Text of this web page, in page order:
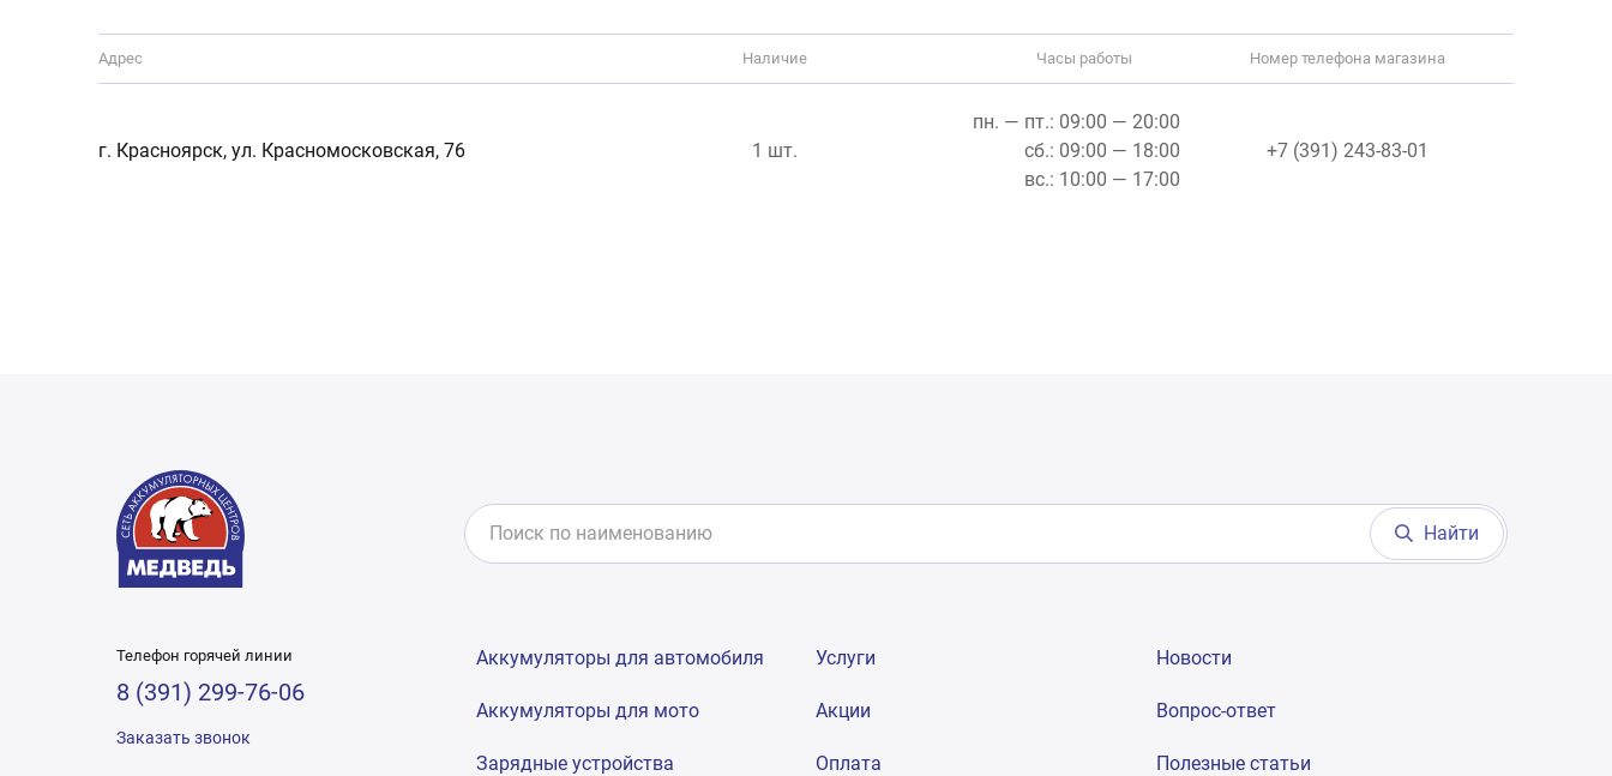
Адрес Наличие Часы работы Номер телефона магазина
г. Красноярск, ул. Красномосковская, 76 1 шт.
пн. — пт.: 09:00 — 20:00
сб.: 09:00 — 18:00
вс.: 10:00 — 17:00
+7 (391) 243-83-01
Найти
Телефон горячей линии
8 (391) 299-76-06
Заказать звонок
Аккумуляторы для автомобиля
Аккумуляторы для мото
Зарядные устройства
Услуги
Акции
Оплата
Новости
Вопрос-ответ
Полезные статьи